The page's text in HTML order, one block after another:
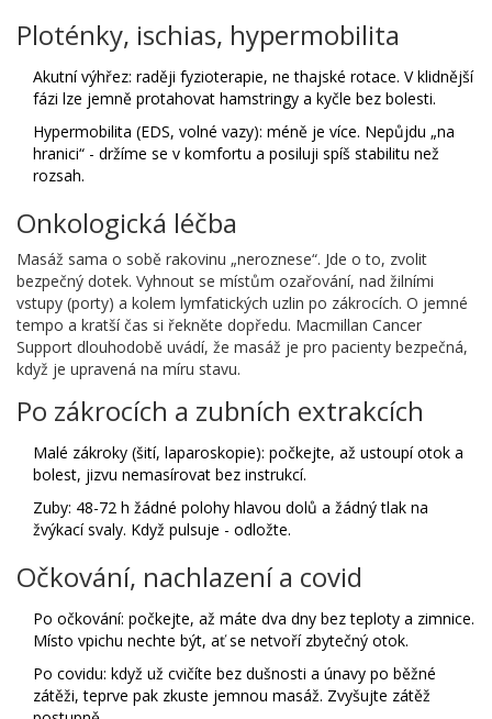
Ploténky, ischias, hypermobilita
Akutní výhřez: raději fyzioterapie, ne thajské rotace. V klidnější
fázi lze jemně protahovat hamstringy a kyčle bez bolesti.
Hypermobilita (EDS, volné vazy): méně je více. Nepůjdu „na
hranici“ - držíme se v komfortu a posiluji spíš stabilitu než
rozsah.
Onkologická léčba
Masáž sama o sobě rakovinu „neroznese“. Jde o to, zvolit
bezpečný dotek. Vyhnout se místům ozařování, nad žilními
vstupy (porty) a kolem lymfatických uzlin po zákrocích. O jemné
tempo a kratší čas si řekněte dopředu. Macmillan Cancer
Support dlouhodobě uvádí, že masáž je pro pacienty bezpečná,
když je upravená na míru stavu.
Po zákrocích a zubních extrakcích
Malé zákroky (šití, laparoskopie): počkejte, až ustoupí otok a
bolest, jizvu nemasírovat bez instrukcí.
Zuby: 48-72 h žádné polohy hlavou dolů a žádný tlak na
žvýkací svaly. Když pulsuje - odložte.
Očkování, nachlazení a covid
Po očkování: počkejte, až máte dva dny bez teploty a zimnice.
Místo vpichu nechte být, ať se netvoří zbytečný otok.
Po covidu: když už cvičíte bez dušnosti a únavy po běžné
zátěži, teprve pak zkuste jemnou masáž. Zvyšujte zátěž